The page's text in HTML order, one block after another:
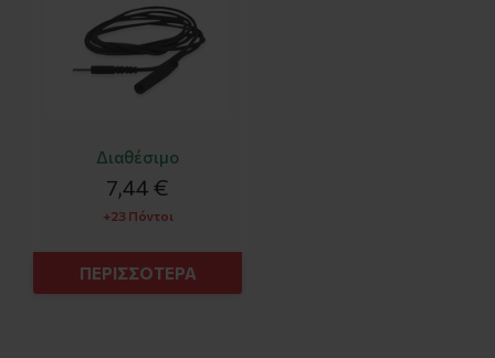
Διαθέσιμο
7,44 €
+23 Πόντοι
ΠΕΡΙΣΣΟΤΕΡΑ